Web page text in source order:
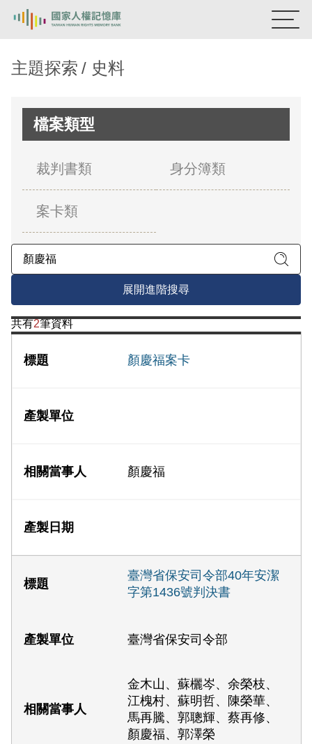
新生訓導處
關於我們
意見信箱
主題探索 史料
檔案類型
裁判書類 身分簿類
案卡類
展開進階搜尋
共有2筆資料
顏慶福案卡
顏慶福
臺灣省保安司令部40年安潔
字第1436號判決書
臺灣省保安司令部
金木山、蘇欐岑、余榮枝、
江槐村、蘇明哲、陳榮華、
馬再騰、郭聰輝、蔡再修、
顏慶福、郭澤榮